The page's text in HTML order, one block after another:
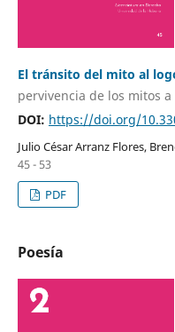
El tránsito del mito al
pervivencia de los mitos
DOI: https://doi.org/
Julio César Arranz Flores,
45 - 53
PDF
Poesía